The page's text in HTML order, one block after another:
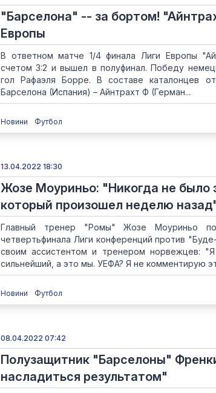
"Барселона" -- за бортом!
Европы
В ответном матче 1/4 финала Лиги Европы
счетом 3:2 и вышел в полуфинал. Победу
гол Рафаэля Борре. В составе каталонцев
Барселона (Испания) – Айнтрахт Ф (Герман...
Новини Футбол
13.04.2022 18:30
Жозе Моуриньо: "Никогда не было
который произошел неделю
Главный тренер "Ромы" Жозе Моуриньо
четвертьфинала Лиги конференций против
своим ассистентом и тренером норвежцев:
сильнейший, а это мы. УЕФА? Я не комментирую
Новини Футбол
08.04.2022 07:42
Полузащитник "Барселоны"
насладиться результатом"